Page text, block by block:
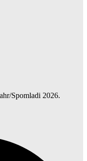
Spomladi 2026.